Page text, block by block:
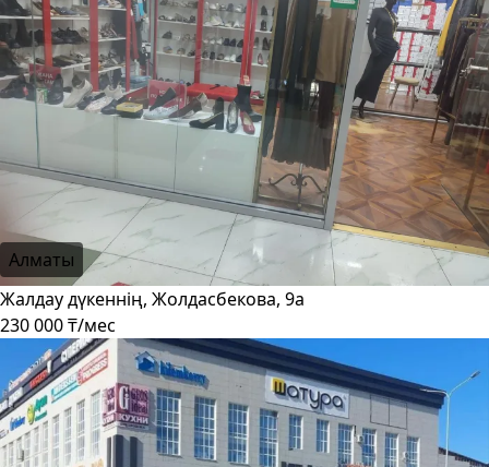
Алматы
Жалдау дүкеннің, Жолдасбекова, 9а
230 000 ₸/мес